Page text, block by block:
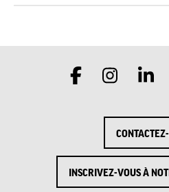
INSCRIVEZ-VOUS À